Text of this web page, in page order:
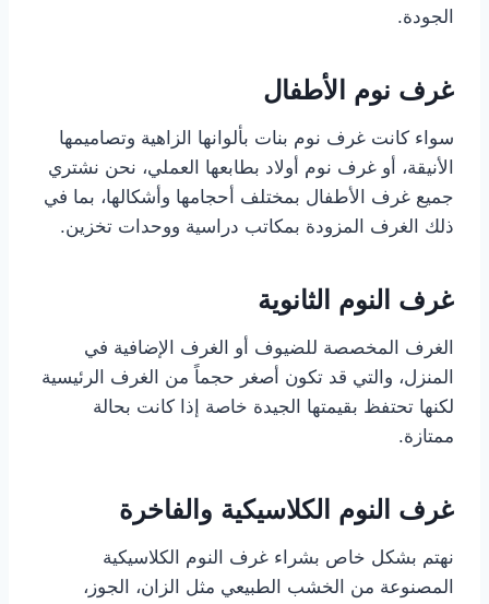
الجودة.
غرف نوم الأطفال
سواء كانت غرف نوم بنات بألوانها الزاهية وتصاميمها
الأنيقة، أو غرف نوم أولاد بطابعها العملي، نحن نشتري
جميع غرف الأطفال بمختلف أحجامها وأشكالها، بما في
ذلك الغرف المزودة بمكاتب دراسية ووحدات تخزين.
غرف النوم الثانوية
الغرف المخصصة للضيوف أو الغرف الإضافية في
المنزل، والتي قد تكون أصغر حجماً من الغرف الرئيسية
لكنها تحتفظ بقيمتها الجيدة خاصة إذا كانت بحالة
ممتازة.
غرف النوم الكلاسيكية والفاخرة
نهتم بشكل خاص بشراء غرف النوم الكلاسيكية
المصنوعة من الخشب الطبيعي مثل الزان، الجوز،